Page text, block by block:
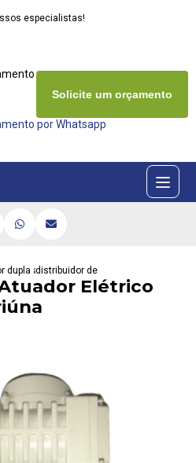
especialistas!
agora mesmo
por Whatsapp
Solicite um orçamento
dupla acaodistribuidor de atuador eletrico
Elétrico